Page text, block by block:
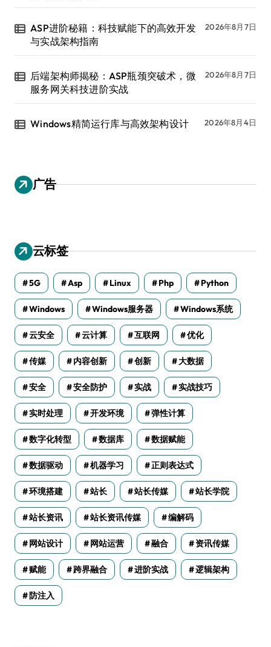
ASP进阶秘籍：科技赋能下的高效开发
与实战架构指南
2026年8月7日
后端架构师揭秘：ASP瓶颈突破术，微
服务网关科技进阶实战
2026年8月7日
Windows精简运行库与高效架构设计 2026年8月4日
广告
云标签
5G Asp Linux Php Python
Windows Windows服务器 Windows系统
云安全 云计算 互联网 优化
传媒 内容创新 创新 大数据
安全 安全防护 实战 实战技巧
实时处理 开发环境 弹性计算
数字化转型 数据库 数据赋能
数据驱动 机器学习 正则表达式
环境搭建 站长 站长传媒 站长学院
站长资讯 站长资讯传媒 编解码
网站设计 网站运营 融合 资讯传媒
赋能 跨界融合 进阶实战 逻辑架构
防注入